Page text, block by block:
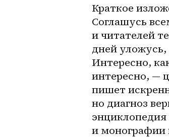
Краткое
Соглашусь
и читателей
дней уложусь,
Интересно,
интересно, —
пишет
но диагноз
энциклопедия
и